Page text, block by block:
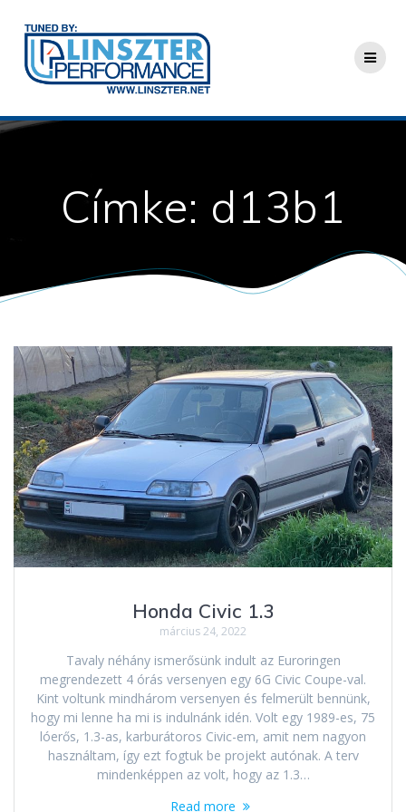
content
Címke: d13b1
Honda Civic 1.3
március 24, 2022
Tavaly néhány ismerősünk indult az Euroringen
megrendezett 4 órás versenyen egy 6G Civic Coupe-val.
Kint voltunk mindhárom versenyen és felmerült bennünk,
hogy mi lenne ha mi is indulnánk idén. Volt egy 1989-es, 75
lóerős, 1.3-as, karburátoros Civic-em, amit nem nagyon
használtam, így ezt fogtuk be projekt autónak. A terv
mindenképpen az volt, hogy az 1.3…
Read more